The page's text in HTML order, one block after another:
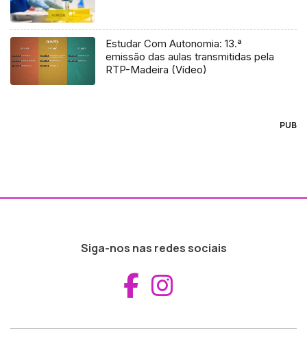
Estudar Com Autonomia: 13.ª
emissão das aulas transmitidas pela
RTP-Madeira (Vídeo)
PUB
Siga-nos nas redes sociais
Aceder ao